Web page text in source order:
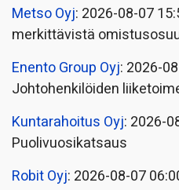
Metso Oyj: 2026-08-07
merkittävistä
Enento Group Oyj: 2026-
Johtohenkilöiden
Kuntarahoitus Oyj: 2026-
Puolivuosikatsaus
Robit Oyj: 2026-08-07